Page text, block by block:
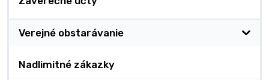
Verejné obstarávanie
Nadlimitné zákazky